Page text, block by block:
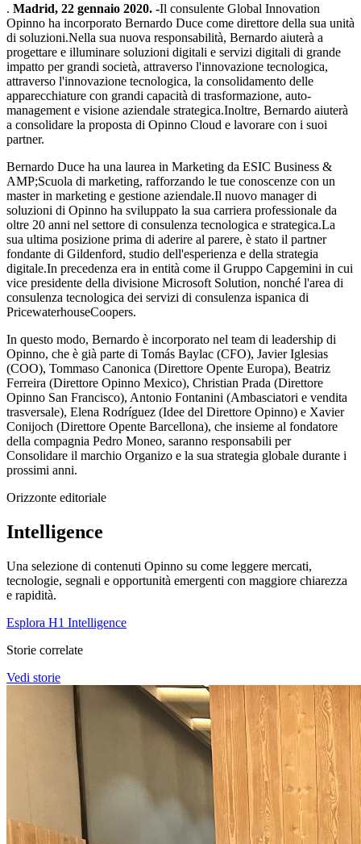
. Madrid, 22 gennaio 2020. -Il consulente Global Innovation
Opinno ha incorporato Bernardo Duce come direttore della sua unità
di soluzioni.Nella sua nuova responsabilità, Bernardo aiuterà a
progettare e illuminare soluzioni digitali e servizi digitali di grande
impatto per grandi società, attraverso l'innovazione tecnologica,
attraverso l'innovazione tecnologica, la consolidamento delle
apparecchiature con grandi capacità di trasformazione, auto-
management e visione aziendale strategica.Inoltre, Bernardo aiuterà
a consolidare la proposta di Opinno Cloud e lavorare con i suoi
partner.
Bernardo Duce ha una laurea in Marketing da ESIC Business &
AMP;Scuola di marketing, rafforzando le tue conoscenze con un
master in marketing e gestione aziendale.Il nuovo manager di
soluzioni di Opinno ha sviluppato la sua carriera professionale da
oltre 20 anni nel settore di consulenza tecnologica e strategica.La
sua ultima posizione prima di aderire al parere, è stato il partner
fondante di Gildenford, studio dell'esperienza e della strategia
digitale.In precedenza era in entità come il Gruppo Capgemini in cui
vice presidente della divisione Microsoft Solution, nonché l'area di
consulenza tecnologica dei servizi di consulenza ispanica di
PricewaterhouseCoopers.
In questo modo, Bernardo è incorporato nel team di leadership di
Opinno, che è già parte di Tomás Baylac (CFO), Javier Iglesias
(COO), Tommaso Canonica (Direttore Opente Europa), Beatriz
Ferreira (Direttore Opinno Mexico), Christian Prada (Direttore
Opinno San Francisco), Antonio Fontanini (Ambasciatori e vendita
trasversale), Elena Rodríguez (Idee del Direttore Opinno) e Xavier
Conijoch (Direttore Opente Barcellona), che insieme al fondatore
della compagnia Pedro Moneo, saranno responsabili per
Consolidare il marchio Organizo e la sua strategia globale durante i
prossimi anni.
Orizzonte editoriale
Intelligence
Una selezione di contenuti Opinno su come leggere mercati,
tecnologie, segnali e opportunità emergenti con maggiore chiarezza
e rapidità.
Esplora H1 Intelligence
Storie correlate
Vedi storie